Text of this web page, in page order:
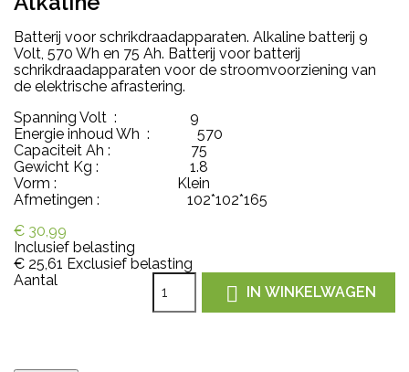
Batterij voor schrikdraadapparaten. Alkaline batterij 9
Volt, 570 Wh en 75 Ah. Batterij voor batterij
schrikdraadapparaten voor de stroomvoorziening van
de elektrische afrastering.
Spanning Volt : 9
Energie inhoud Wh : 570
Capaciteit Ah : 75
Gewicht Kg : 1.8
Vorm : Klein
Afmetingen : 102*102*165
€ 30,99
Inclusief belasting
€ 25,61 Exclusief belasting
Aantal
 IN WINKELWAGEN